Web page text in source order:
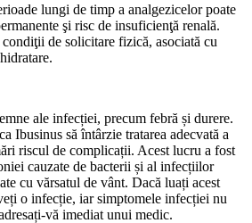
lungi de timp a analgezicelor poate
şi risc de insuficienţă renală.
de solicitare fizică, asociată cu
ale infecției, precum febră și durere.
Ibusinus să întârzie tratarea adecvată a
riscul de complicații. Acest lucru a fost
cauzate de bacterii și al infecțiilor
cu vărsatul de vânt. Dacă luați acest
o infecție, iar simptomele infecției nu
vă imediat unui medic.